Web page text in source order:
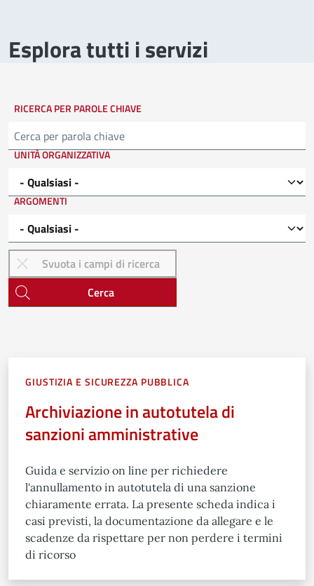
Esplora tutti i servizi
RICERCA PER PAROLE CHIAVE
UNITÀ ORGANIZZATIVA
ARGOMENTI
Cerca
GIUSTIZIA E SICUREZZA PUBBLICA
Archiviazione in autotutela di
sanzioni amministrative
Guida e servizio on line per richiedere
l'annullamento in autotutela di una sanzione
chiaramente errata. La presente scheda indica i
casi previsti, la documentazione da allegare e le
scadenze da rispettare per non perdere i termini
di ricorso